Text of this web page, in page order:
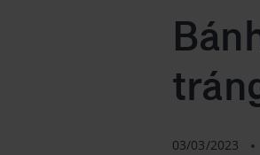
03/03/2023